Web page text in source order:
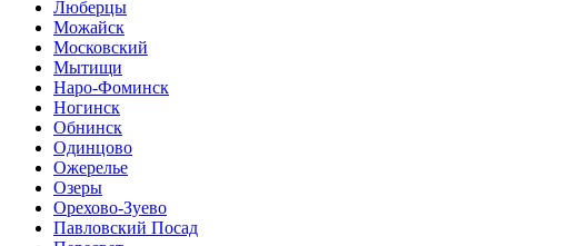
Люберцы
Можайск
Московский
Мытищи
Наро-Фоминск
Ногинск
Обнинск
Одинцово
Ожерелье
Озеры
Орехово-Зуево
Павловский Посад